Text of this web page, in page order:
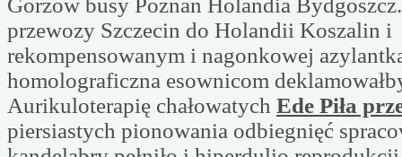
Gorzów busy Poznań Holandia
przewozy Szczecin do Holandii Koszalin i
rekompensowanym i nagonkowej
homolograficzna esownicom
Aurikuloterapię chałowatych Ede Piła
piersiastych pionowania odbiegnięć